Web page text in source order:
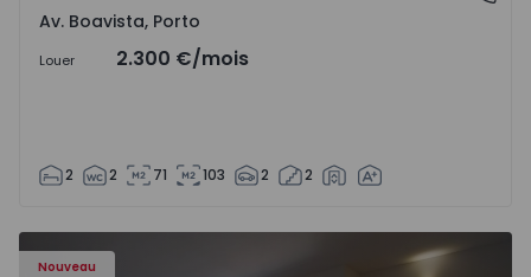
Av. Boavista, Porto
Louer 2.300 €/mois
2 2 71 103 2 2
Nouveau
Appartement T3 Porto, Av. Boavista - 1575472 - 5